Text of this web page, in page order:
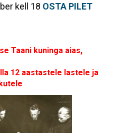
kell 18 OSTA PILET
Taani kuninga aias,
12 aastastele lastele ja